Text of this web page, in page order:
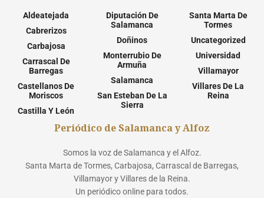
Aldeatejada
Cabrerizos
Carbajosa
Carrascal De
Barregas
Castellanos De
Moriscos
Castilla Y León
Diputación De
Salamanca
Doñinos
Monterrubio De
Armuña
Salamanca
San Esteban De La
Sierra
Santa Marta De
Tormes
Uncategorized
Universidad
Villamayor
Villares De La
Reina
Periódico de Salamanca y Alfoz
Somos la voz de Salamanca y el Alfoz.
Santa Marta de Tormes, Carbajosa, Carrascal de Barregas,
Villamayor y Villares de la Reina.
Un periódico online para todos.